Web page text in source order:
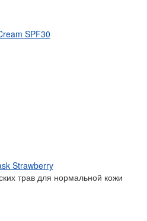
SPF30
Strawberry
трав для нормальной кожи